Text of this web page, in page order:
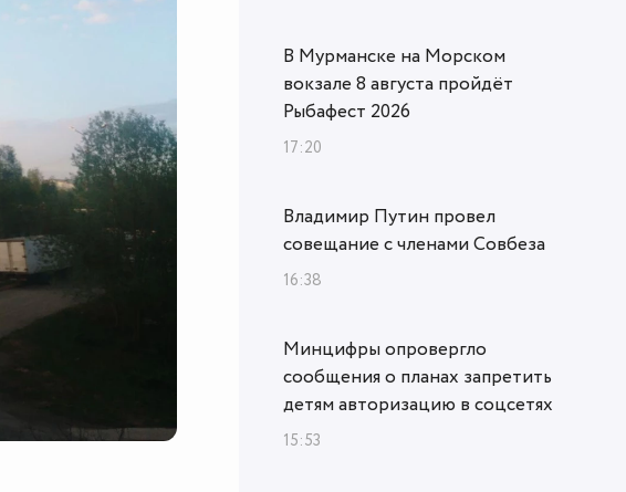
В Мурманске на Морском
вокзале 8 августа пройдёт
Рыбафест 2026
17:20
Владимир Путин провел
совещание с членами Совбеза
16:38
Минцифры опровергло
сообщения о планах запретить
детям авторизацию в соцсетях
15:53